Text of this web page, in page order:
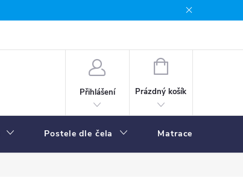
Přihlášení
NÁKUPNÍ
Prázdný košík
Postele dle čela Matrace